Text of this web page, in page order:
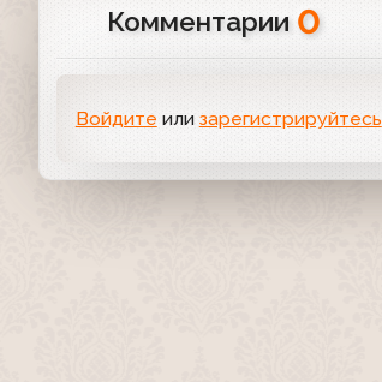
Комментарии 0
Войдите или зарегистрируйтесь